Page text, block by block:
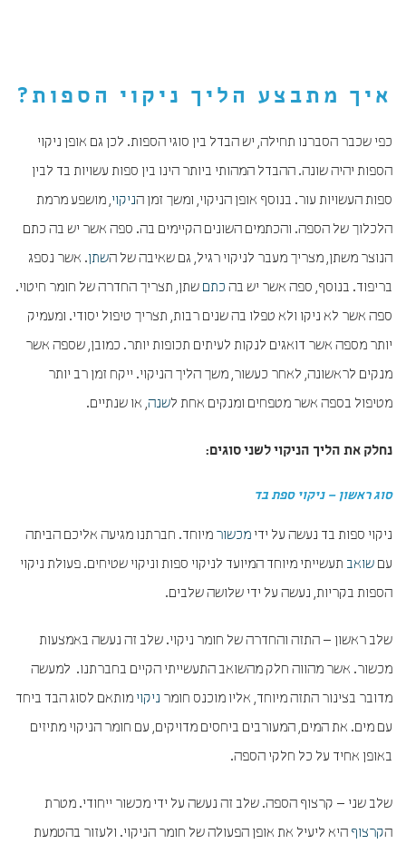
איך מתבצע הליך ניקוי הספות?
כפי שכבר הסברנו תחילה, יש הבדל בין סוגי הספות. לכן גם אופן ניקוי
הספות יהיה שונה. ההבדל המהותי ביותר הינו בין ספות עשויות בד לבין
ספות העשויות עור. בנוסף אופן הניקוי, ומשך זמן הניקוי, מושפע מרמת
הלכלוך של הספה. והכתמים השונים הקיימים בה. ספה אשר יש בה כתם
הנוצר משתן, מצריך מעבר לניקוי רגיל, גם שאיבה של השתן. אשר נספג
בריפוד. בנוסף, ספה אשר יש בה כתם שתן, תצריך החדרה של חומר חיטוי.
ספה אשר לא ניקו ולא טפלו בה שנים רבות, תצריך טיפול יסודי. ומעמיק
יותר מספה אשר דואגים לנקות לעיתים תכופות יותר. כמובן, שספה אשר
מנקים לראשונה, לאחר כעשור, משך הליך הניקוי. ייקח זמן רב יותר
מטיפול בספה אשר מטפחים ומנקים אחת לשנה, או שנתיים.
נחלק את הליך הניקוי לשני סוגים:
סוג ראשון – ניקוי ספת בד
ניקוי ספות בד נעשה על ידי מכשור מיוחד. חברתנו מגיעה אליכם הביתה
עם שואב תעשייתי מיוחד המיועד לניקוי ספות וניקוי שטיחים. פעולת ניקוי
הספות בקריות, נעשה על ידי שלושה שלבים.
שלב ראשון – התזה והחדרה של חומר ניקוי. שלב זה נעשה באמצעות
מכשור. אשר מהווה חלק מהשואב התעשייתי הקיים בחברתנו. למעשה
מדובר בצינור התזה מיוחד, אליו מוכנס חומר ניקוי מותאם לסוג הבד ביחד
עם מים. את המים, המעורבים ביחסים מדויקים, עם חומר הניקוי מתיזים
באופן אחיד על כל חלקי הספה.
שלב שני – קרצוף הספה. שלב זה נעשה על ידי מכשור ייחודי. מטרת
הקרצוף היא ליעיל את אופן הפעולה של חומר הניקוי. ולעזור בהטמעת